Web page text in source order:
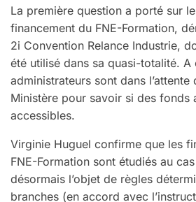
La première question a porté sur
financement du FNE-Formation,
2i Convention Relance Industrie,
été utilisé dans sa quasi-totalité. A
administrateurs sont dans l’attente
Ministère pour savoir si des fonds
accessibles.
Virginie Huguel confirme que les
FNE-Formation sont étudiés au
désormais l’objet de règles
branches (en accord avec